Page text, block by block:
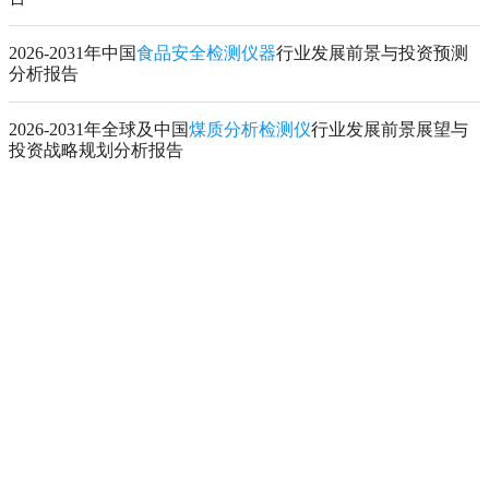
2026-2031年中国食品安全检测仪器行业发展前景与投资预测
分析报告
2026-2031年全球及中国煤质分析检测仪行业发展前景展望与
投资战略规划分析报告